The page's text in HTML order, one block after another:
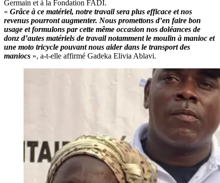
Germain et à la Fondation FADI.
« Grâce à ce matériel, notre travail sera plus efficace et nos
revenus pourront augmenter. Nous promettons d’en faire bon
usage et formulons par cette même occasion nos doléances de
donz d’autes matériels de travail notamment le moulin à manioc et
une moto tricycle pouvant nous aider dans le transport des
maniocs », a-t-elle affirmé Gadeka Elivia Ablavi.